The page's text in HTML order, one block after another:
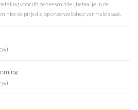
voor dit geneesmiddel, betaal je in de
niet de prijs die op onze webshop vermeld staat.